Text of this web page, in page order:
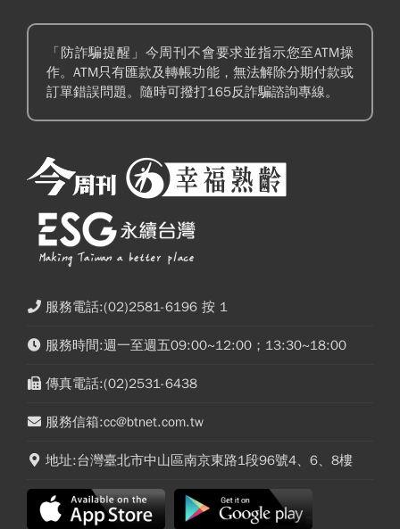
「防詐騙提醒」今周刊不會要求並指示您至ATM操
作。ATM只有匯款及轉帳功能，無法解除分期付款或
訂單錯誤問題。隨時可撥打165反詐騙諮詢專線。
服務電話:(02)2581-6196 按 1
服務時間:週一至週五09:00~12:00；13:30~18:00
傳真電話:(02)2531-6438
服務信箱:cc@btnet.com.tw
地址:台灣臺北市中山區南京東路1段96號4、6、8樓